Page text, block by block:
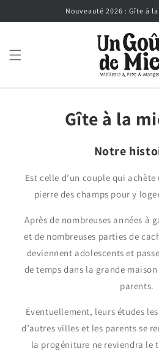
au
Nouveauté 2026 : Gîte à
Gîte à la
Notre
Est celle d’un couple qui
pierre des champs pour y
Après de nombreuses années à
et de nombreuses parties de
deviennent adolescents et
de temps dans la grande
parents.
Éventuellement, leurs études
d’autres villes et les parents se
la progéniture ne reviendra le